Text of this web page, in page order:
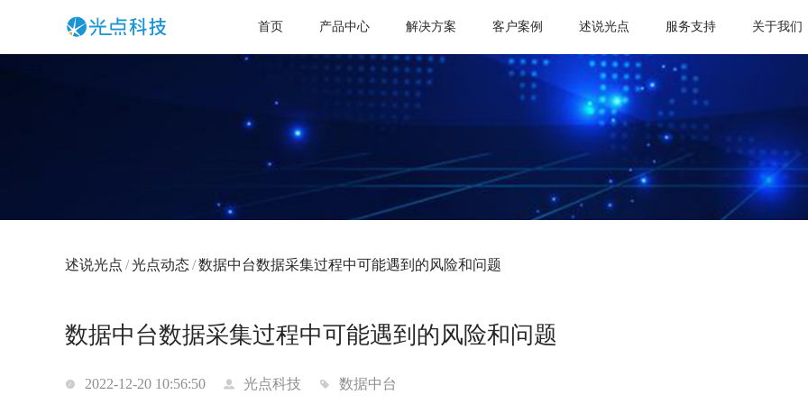
首页 产品中心 解决方案 客户案例 述说光点 服务支持 关于我们
述说光点 /光点动态/数据中台数据采集过程中可能遇到的风险和问题
数据中台数据采集过程中可能遇到的风险和问题
2022-12-20 10:56:50 光点科技 数据中台